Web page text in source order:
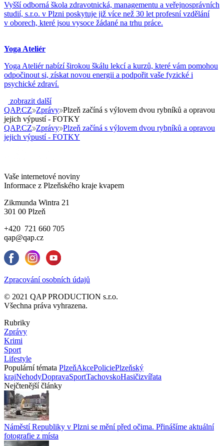
Vyšší odborná škola zdravotnická, managementu a veřejnosprávních
studií, s.r.o. v Plzni poskytuje již více než 30 let profesní vzdělání
v oborech, které jsou vysoce žádané na trhu práce.
Yoga Ateliér
Yoga Ateliér nabízí širokou škálu lekcí a kurzů, které vám pomohou
odpočinout si, získat novou energii a podpořit vaše fyzické i
psychické zdraví.
zobrazit další
QAP.CZ Zprávy Plzeň začíná s výlovem dvou rybníků a opravou
jejich výpustí - FOTKY
QAP.CZ Zprávy Plzeň začíná s výlovem dvou rybníků a opravou
jejich výpustí - FOTKY
Vaše internetové noviny
Informace z Plzeňského kraje kvapem
Zikmunda Wintra 21
301 00 Plzeň
+420 721 660 705
qap@qap.cz
Zpracování osobních údajů
© 2021 QAP PRODUCTION s.r.o.
Všechna práva vyhrazena.
Rubriky
Zprávy
Krimi
Sport
Lifestyle
Populární témata PlzeňAkcePoliciePlzeňský
krajNehodyDopravaSportTachovskoHasičizvířata
Nejčtenější články
Náměstí Republiky v Plzni se mění před očima. Přinášíme aktuální
fotografie z místa